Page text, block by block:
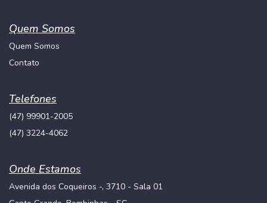
Quem Somos
Quem Somos
Contato
Telefones
(47) 99901-2005
(47) 3224-4062
Onde Estamos
Avenida dos Coqueiros -, 3710 - Sala 01